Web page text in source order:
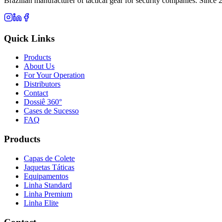
Quick Links
Products
About Us
For Your Operation
Distributors
Contact
Dossiê 360°
Cases de Sucesso
FAQ
Products
Capas de Colete
Jaquetas Táticas
Equipamentos
Linha Standard
Linha Premium
Linha Elite